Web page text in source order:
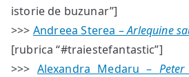
istorie de buzunar”]
>>> Andreea Sterea –Arlequine
[rubrica “#traiestefantastic”]
>>> Alexandra Medaru –